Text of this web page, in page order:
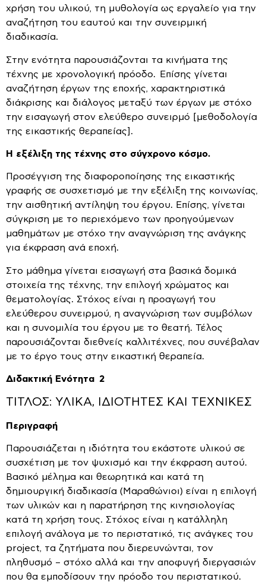
χρήση του υλικού, τη μυθολογία ως εργαλείο για την
αναζήτηση του εαυτού και την συνειρμική
διαδικασία.
Στην ενότητα παρουσιάζονται τα κινήματα της
τέχνης με χρονολογική πρόοδο. Επίσης γίνεται
αναζήτηση έργων της εποχής, χαρακτηριστικά
διάκρισης και διάλογος μεταξύ των έργων με στόχο
την εισαγωγή στον ελεύθερο συνειρμό [μεθοδολογία
της εικαστικής θεραπείας].
Η εξέλιξη της τέχνης στο σύγχρονο κόσμο.
Προσέγγιση της διαφοροποίησης της εικαστικής
γραφής σε συσχετισμό με την εξέλιξη της κοινωνίας,
την αισθητική αντίληψη του έργου. Επίσης, γίνεται
σύγκριση με το περιεχόμενο των προηγούμενων
μαθημάτων με στόχο την αναγνώριση της ανάγκης
για έκφραση ανά εποχή.
Στο μάθημα γίνεται εισαγωγή στα βασικά δομικά
στοιχεία της τέχνης, την επιλογή χρώματος και
θεματολογίας. Στόχος είναι η προαγωγή του
ελεύθερου συνειρμού, η αναγνώριση των συμβόλων
και η συνομιλία του έργου με το θεατή. Τέλος
παρουσιάζονται διεθνείς καλλιτέχνες, που συνέβαλαν
με το έργο τους στην εικαστική θεραπεία.
Διδακτική Ενότητα 2
ΤΙΤΛΟΣ: ΥΛΙΚΑ, ΙΔΙΟΤΗΤΕΣ ΚΑΙ ΤΕΧΝΙΚΕΣ
Περιγραφή
Παρουσιάζεται η ιδιότητα του εκάστοτε υλικού σε
συσχέτιση με τον ψυχισμό και την έκφραση αυτού.
Βασικό μέλημα και θεωρητικά και κατά τη
δημιουργική διαδικασία (Μαραθώνιοι) είναι η επιλογή
των υλικών και η παρατήρηση της κινησιολογίας
κατά τη χρήση τους. Στόχος είναι η κατάλληλη
επιλογή ανάλογα με το περιστατικό, τις ανάγκες του
project, τα ζητήματα που διερευνώνται, τον
πληθυσμό – στόχο αλλά και την αποφυγή διεργασιών
που θα εμποδίσουν την πρόοδο του περιστατικού.